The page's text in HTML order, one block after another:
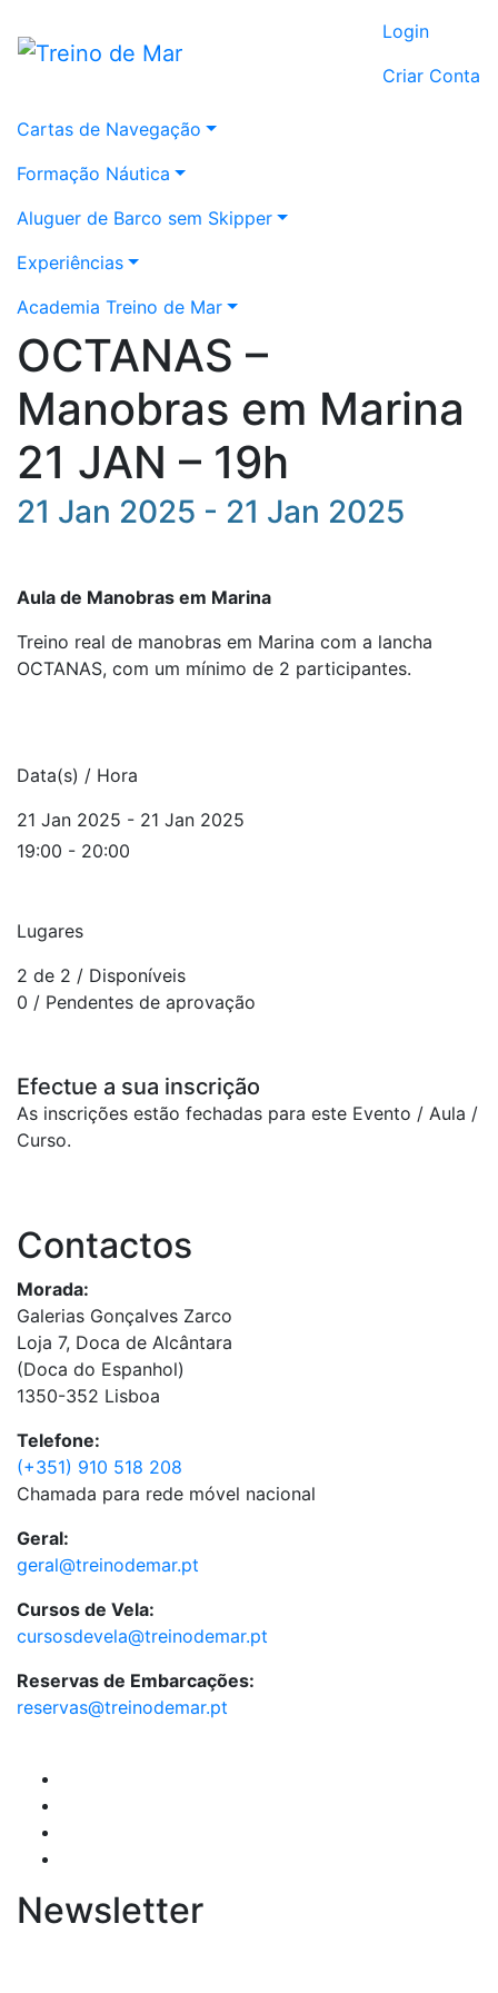
Login
Criar Conta
Cartas de Navegação
Formação Náutica
Aluguer de Barco sem Skipper
Experiências
Academia Treino de Mar
OCTANAS –
Manobras em Marina
21 JAN – 19h
21 Jan 2025 - 21 Jan 2025
Aula de Manobras em Marina
Treino real de manobras em Marina com a lancha
OCTANAS, com um mínimo de 2 participantes.
Data(s) / Hora
21 Jan 2025 - 21 Jan 2025
19:00 - 20:00
Lugares
2 de 2 / Disponíveis
0 / Pendentes de aprovação
Efectue a sua inscrição
As inscrições estão fechadas para este Evento / Aula /
Curso.
Contactos
Morada:
Galerias Gonçalves Zarco
Loja 7, Doca de Alcântara
(Doca do Espanhol)
1350-352 Lisboa
Telefone:
(+351) 910 518 208
Chamada para rede móvel nacional
Geral:
geral@treinodemar.pt
Cursos de Vela:
cursosdevela@treinodemar.pt
Reservas de Embarcações:
reservas@treinodemar.pt
Newsletter